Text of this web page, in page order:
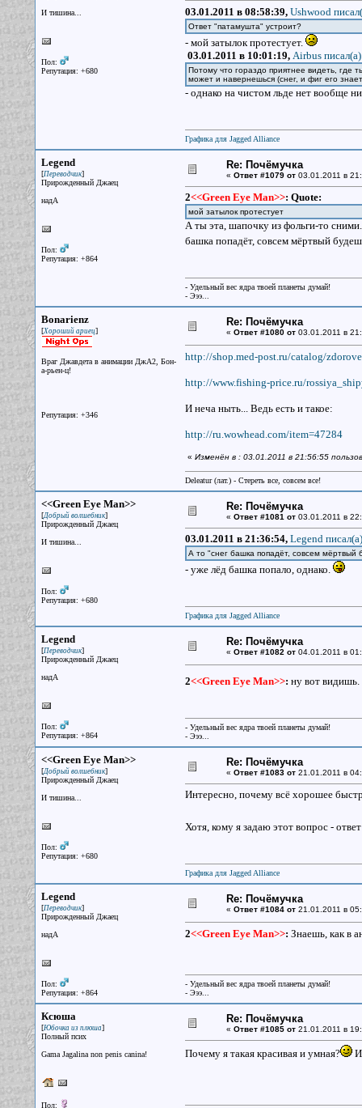
И тишина...
Пол:
Репутация: +680
03.01.2011 в 08:58:39, Ushwood
Ответ "патамушта" устроит?
- мой затылок протестует.
03.01.2011 в 10:01:19, Airbus писал(a)
Потому что гораздо приятнее видеть, где
может и навернешься (снег, и фиг его
- однако на чистом льде нет вообще
Графика для Jagged Alliance
Legend
[Переводчик]
Прирожденный Джаец
надА
Пол:
Репутация: +864
Re: Почёмучка
« Ответ #1079 от03.01.2011 в
2<<Green Eye Man>>: Quote:
мой затылок протестует
А ты эта, шапочку из фольги-то
башка попадёт, совсем мёртвый
- Удельный вес ядра твоей планеты думай!
- Эээ...
Bonarienz
[Хороший ариец]
Враг Джавдета в анимации ДжА2, Бон-
а-рьен-ц!
Репутация: +346
Re: Почёмучка
« Ответ #1080 от03.01.2011 в
http://shop.med-post.ru/catalog/
http://www.fishing-price.ru/
И неча ныть... Ведь есть и такое:
http://ru.wowhead.com/item=47284
« Изменён в : 03.01.2011 в 21:56:55
Deleatur (лат.) - Стереть все, совсем все!
<<Green Eye Man>>
[Добрый волшебник]
Прирожденный Джаец
И тишина...
Пол:
Репутация: +680
Re: Почёмучка
« Ответ #1081 от03.01.2011 в
03.01.2011 в 21:36:54, Legend писал(a)
А то "снег башка попадёт, совсем мёртвый
- уже лёд башка попало, однако.
Графика для Jagged Alliance
Legend
[Переводчик]
Прирожденный Джаец
надА
Пол:
Репутация: +864
Re: Почёмучка
« Ответ #1082 от04.01.2011 в
2<<Green Eye Man>>: ну вот
- Удельный вес ядра твоей планеты думай!
- Эээ...
<<Green Eye Man>>
[Добрый волшебник]
Прирожденный Джаец
И тишина...
Пол:
Репутация: +680
Re: Почёмучка
« Ответ #1083 от21.01.2011 в
Интересно, почему всё хорошее
Хотя, кому я задаю этот вопрос -
Графика для Jagged Alliance
Legend
[Переводчик]
Прирожденный Джаец
надА
Пол:
Репутация: +864
Re: Почёмучка
« Ответ #1084 от21.01.2011 в
2<<Green Eye Man>>: Знаешь, как в
- Удельный вес ядра твоей планеты думай!
- Эээ...
Ксюша
[Юбочка из плюша]
Полный псих
Gama Jagalina non penis canina!
Пол:
Re: Почёмучка
« Ответ #1085 от21.01.2011 в
Почему я такая красивая и умная? И